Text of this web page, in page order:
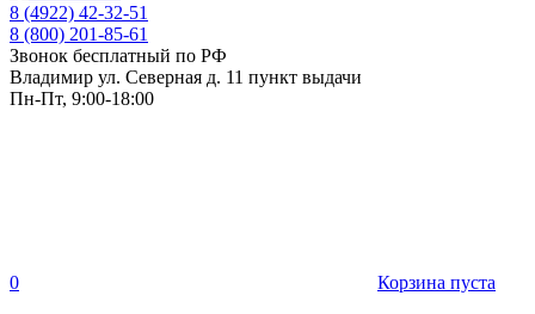
8 (4922) 42-32-51
8 (800) 201-85-61
Звонок бесплатный по РФ
Владимир ул. Северная д. 11 пункт выдачи
Пн-Пт, 9:00-18:00
0 Корзина пуста